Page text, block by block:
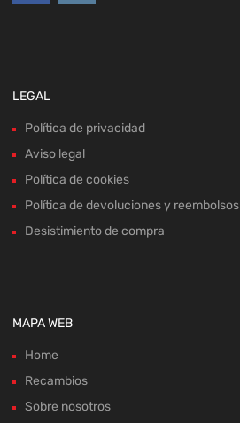
LEGAL
Política de privacidad
Aviso legal
Política de cookies
Política de devoluciones y reembolsos
Desistimiento de compra
MAPA WEB
Home
Recambios
Sobre nosotros